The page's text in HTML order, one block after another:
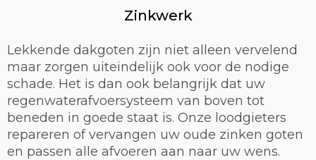
Zinkwerk
Lekkende dakgoten zijn niet alleen vervelend
maar zorgen uiteindelijk ook voor de nodige
schade. Het is dan ook belangrijk dat uw
regenwaterafvoersysteem van boven tot
beneden in goede staat is. Onze loodgieters
repareren of vervangen uw oude zinken goten
en passen alle afvoeren aan naar uw wens.